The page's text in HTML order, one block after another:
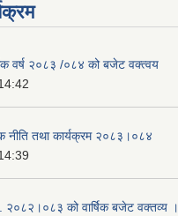
वर्ष २०८३ /०८४ को बजेट वक्त्वय
नीति तथा कार्यक्रम २०८३।०८४
२०८२।०८३ को वार्षिक बजेट वक्तव्य ।